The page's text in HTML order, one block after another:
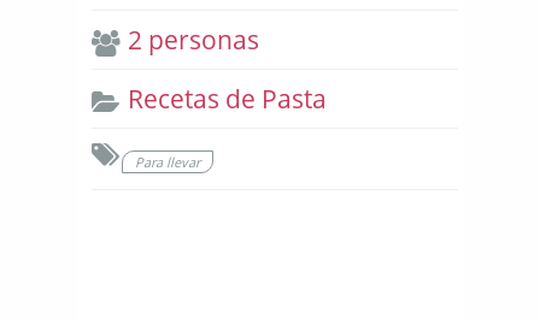
2 personas
Recetas de Pasta
Para llevar